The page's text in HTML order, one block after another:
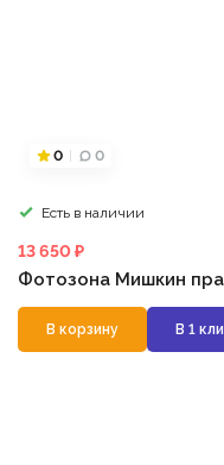
0 0
Есть в наличии
13 650 ₽
Фотозона Мишкин
В корзину В 1